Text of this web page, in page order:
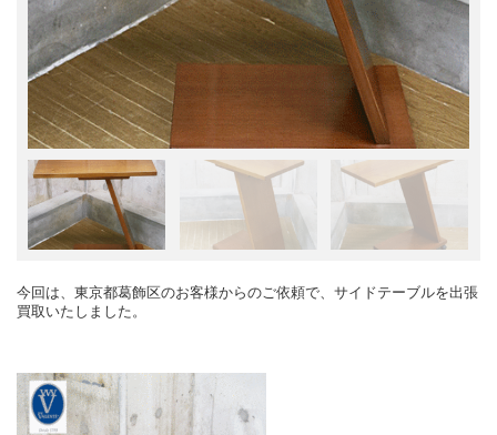
今回は、東京都葛飾区のお客様からのご依頼で、サイドテーブルを出張
買取いたしました。